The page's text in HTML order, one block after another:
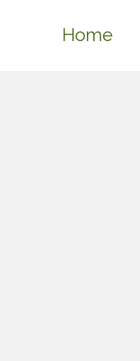
Home